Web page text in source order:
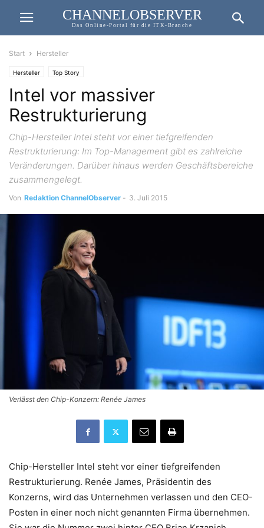
CHANNELOBSERVER
Das Online-Portal für die ITK-Branche
Start Hersteller
Hersteller Top Story
Intel vor massiver
Restrukturierung
Chip-Hersteller Intel steht vor einer tiefgreifenden
Restrukturierung: Im Top-Management gibt es zahlreiche
Veränderungen. Darüber hinaus werden Geschäftsbereiche
zusammengelegt.
Von Redaktion ChannelObserver - 3. Juli 2015
Verlässt den Chip-Konzern: Renée James
Chip-Hersteller Intel steht vor einer tiefgreifenden
Restrukturierung. Renée James, Präsidentin des
Konzerns, wird das Unternehmen verlassen und den CEO-
Posten in einer noch nicht genannten Firma übernehmen.